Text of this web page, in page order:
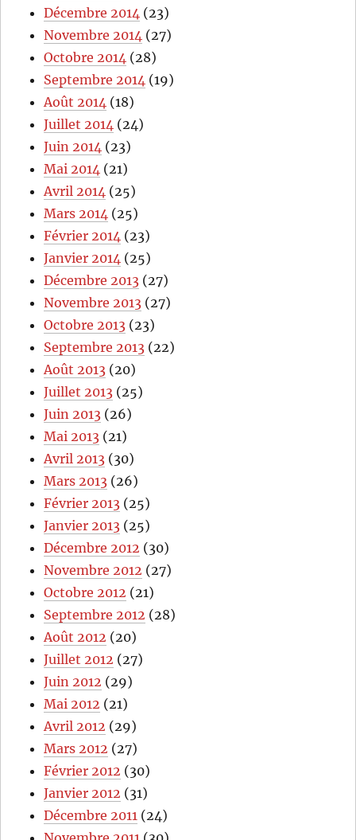
Décembre 2014 (23)
Novembre 2014 (27)
Octobre 2014 (28)
Septembre 2014 (19)
Août 2014 (18)
Juillet 2014 (24)
Juin 2014 (23)
Mai 2014 (21)
Avril 2014 (25)
Mars 2014 (25)
Février 2014 (23)
Janvier 2014 (25)
Décembre 2013 (27)
Novembre 2013 (27)
Octobre 2013 (23)
Septembre 2013 (22)
Août 2013 (20)
Juillet 2013 (25)
Juin 2013 (26)
Mai 2013 (21)
Avril 2013 (30)
Mars 2013 (26)
Février 2013 (25)
Janvier 2013 (25)
Décembre 2012 (30)
Novembre 2012 (27)
Octobre 2012 (21)
Septembre 2012 (28)
Août 2012 (20)
Juillet 2012 (27)
Juin 2012 (29)
Mai 2012 (21)
Avril 2012 (29)
Mars 2012 (27)
Février 2012 (30)
Janvier 2012 (31)
Décembre 2011 (24)